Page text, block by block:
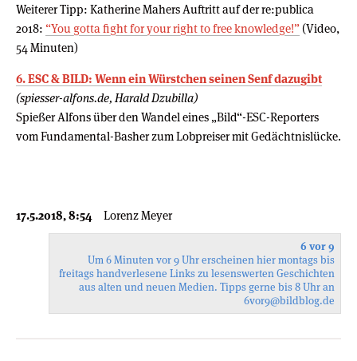
Weiterer Tipp: Katherine Mahers Auftritt auf der re:publica
2018: “You gotta fight for your right to free knowledge!” (Video,
54 Minuten)
6. ESC & BILD: Wenn ein Würstchen seinen Senf dazugibt
(spiesser-alfons.de, Harald Dzubilla)
Spießer Alfons über den Wandel eines „Bild“-ESC-Reporters
vom Fundamental-Basher zum Lobpreiser mit Gedächtnislücke.
17.5.2018, 8:54 Lorenz Meyer
6 vor 9
Um 6 Minuten vor 9 Uhr erscheinen hier montags bis
freitags handverlesene Links zu lesenswerten Geschichten
aus alten und neuen Medien. Tipps gerne bis 8 Uhr an
6vor9@bildblog.de